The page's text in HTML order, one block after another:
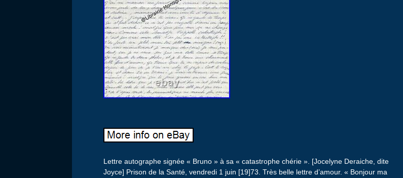
Lettre autographe signée « Bruno » à sa « catastrophe chérie ». [Jocelyne Deraiche, dite
Joyce] Prison de la Santé, vendredi 1 juin [19]73. Très belle lettre d’amour. « Bonjour ma